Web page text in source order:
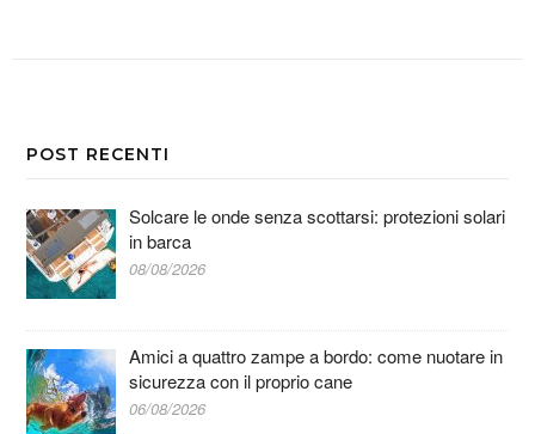
POST RECENTI
Solcare le onde senza scottarsi: protezioni solari
in barca
08/08/2026
Amici a quattro zampe a bordo: come nuotare in
sicurezza con il proprio cane
06/08/2026